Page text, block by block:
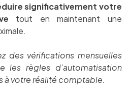
significativement votre
tout en maintenant une
des vérifications mensuelles
les règles d’automatisation
à votre réalité comptable.